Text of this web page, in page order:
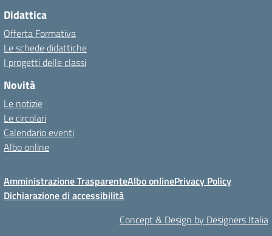
Didattica
Offerta Formativa
Le schede didattiche
I progetti delle classi
Novità
Le notizie
Le circolari
Calendario eventi
Albo online
Amministrazione TrasparenteAlbo onlinePrivacy Policy
Dichiarazione di accessibilità
Concept & Design by Designers Italia